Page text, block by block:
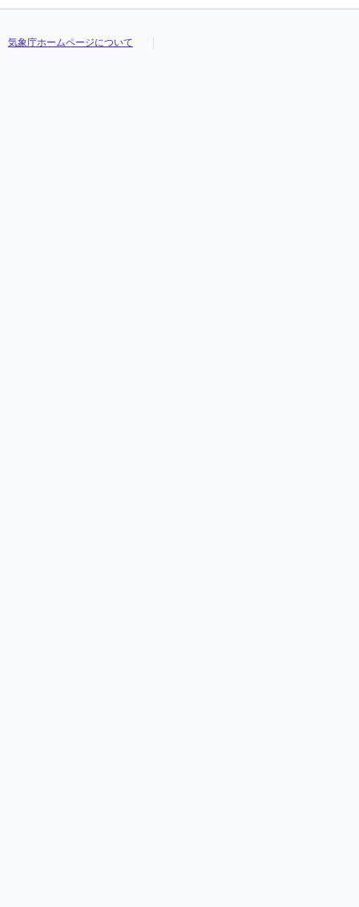
気象庁ホームページについて